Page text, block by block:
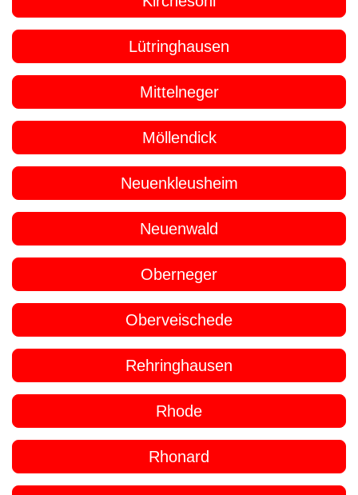
Lütringhausen
Mittelneger
Möllendick
Neuenkleusheim
Neuenwald
Oberneger
Oberveischede
Rehringhausen
Rhode
Rhonard